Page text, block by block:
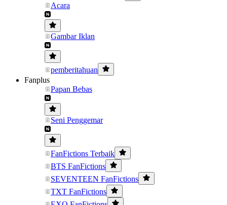
Acara
Gambar Iklan
pemberitahuan
Fanplus
Papan Bebas
Seni Penggemar
FanFictions Terbaik
BTS FanFictions
SEVENTEEN FanFictions
TXT FanFictions